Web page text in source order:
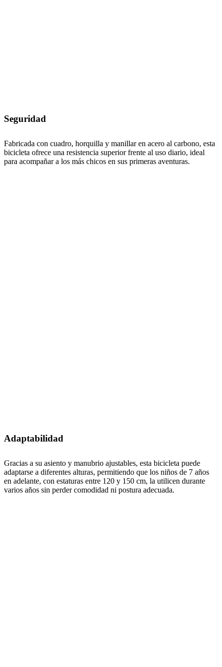
Seguridad
Fabricada con cuadro, horquilla y manillar en acero al carbono, esta
bicicleta ofrece una resistencia superior frente al uso diario, ideal
para acompañar a los más chicos en sus primeras aventuras.
Adaptabilidad
Gracias a su asiento y manubrio ajustables, esta bicicleta puede
adaptarse a diferentes alturas, permitiendo que los niños de 7 años
en adelante, con estaturas entre 120 y 150 cm, la utilicen durante
varios años sin perder comodidad ni postura adecuada.